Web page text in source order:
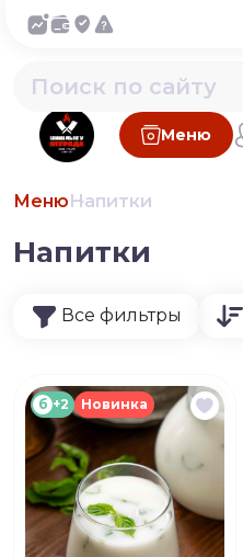
Меню
МенюНапитки
Напитки
Все фильтры
б +2 Новинка